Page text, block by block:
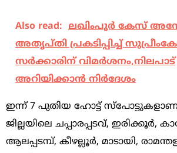
Also read: ലഖിംപൂര്‍ കേസ്
അതൃപ്തി പ്രകടിപ്പിച്ച്
സര്‍ക്കാരിന് വിമര്‍ശനം,നിലപാട്
അറിയിക്കാന്‍ നിര്‍ദേശം
ഇന്ന് 7 പുതിയ ഹോട്ട്
ജില്ലയിലെ ചപ്പാരപ്പടവ്, ഇരിക്കൂര്‍,
ആലപ്പടമ്പ്, കീഴല്ലൂര്‍, മാടായി,